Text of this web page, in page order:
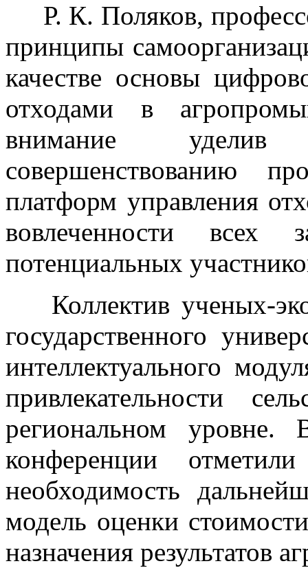
Р. К. Поляков,
принципы
качестве основы
отходами в
внимание уделив
совершенствованию
платформ управления
вовлеченности всех
потенциальных
Коллектив ученых-
государственного
интеллектуального
привлекательности
региональном уровне.
конференции отметили
необходимость
модель оценки
назначения результатов